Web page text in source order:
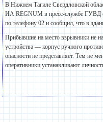
В Нижнем Тагиле Свердловской
ИА REGNUM в пресс-службе ГУВД
по телефону 02 и сообщил, что в
Прибывшие на место взрывники не
устройства — корпус ручного
опасности не представляет. Тем не
оперативники устанавливают